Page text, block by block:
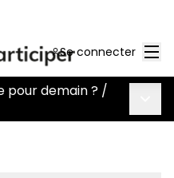
Se connecter
pour demain ? /